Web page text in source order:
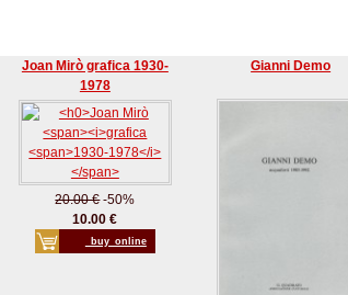
Joan Mirò grafica 1930-
1978
20.00 €-50%
10.00 €
_buy_online
Gianni Demo